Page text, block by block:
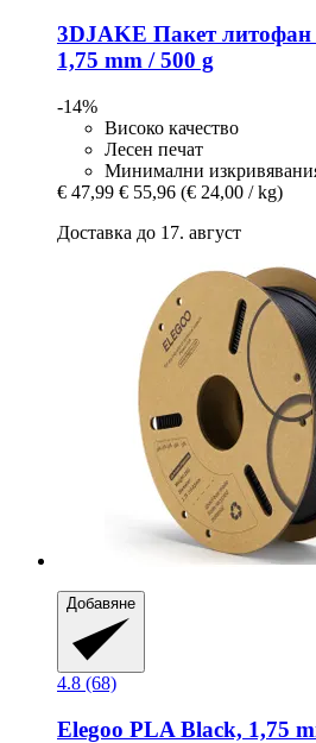
3DJAKE Пакет
1,75 mm / 500 g
-14%
Високо качество
Лесен печат
Минимални
€ 47,99 € 55,96 (€ 24,00 / kg)
Доставка до 17. август
Добавяне
4.8 (68)
Elegoo PLA Black, 1,75